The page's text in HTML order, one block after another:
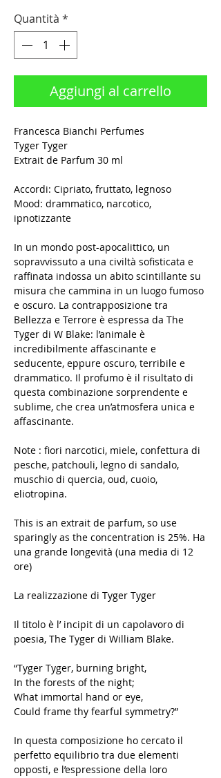
Quantità *
Aggiungi al carrello
Francesca Bianchi Perfumes
Tyger Tyger
Extrait de Parfum 30 ml
Accordi: Cipriato, fruttato, legnoso
Mood: drammatico, narcotico,
ipnotizzante
In un mondo post-apocalittico, un
sopravvissuto a una civiltà sofisticata e
raffinata indossa un abito scintillante su
misura che cammina in un luogo fumoso
e oscuro. La contrapposizione tra
Bellezza e Terrore è espressa da The
Tyger di W Blake: l’animale è
incredibilmente affascinante e
seducente, eppure oscuro, terribile e
drammatico. Il profumo è il risultato di
questa combinazione sorprendente e
sublime, che crea un’atmosfera unica e
affascinante.
Note : fiori narcotici, miele, confettura di
pesche, patchouli, legno di sandalo,
muschio di quercia, oud, cuoio,
eliotropina.
This is an extrait de parfum, so use
sparingly as the concentration is 25%. Ha
una grande longevità (una media di 12
ore)
La realizzazione di Tyger Tyger
Il titolo è l’ incipit di un capolavoro di
poesia, The Tyger di William Blake.
“Tyger Tyger, burning bright,
In the forests of the night;
What immortal hand or eye,
Could frame thy fearful symmetry?”
In questa composizione ho cercato il
perfetto equilibrio tra due elementi
opposti, e l’espressione della loro